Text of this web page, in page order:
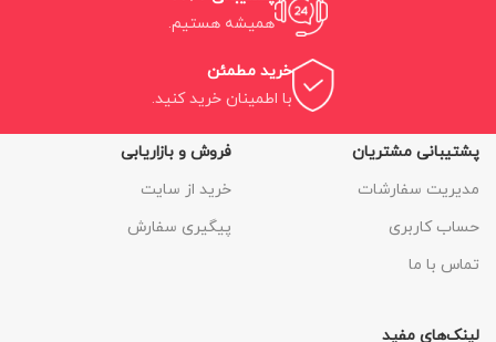
همیشه هستیم.
خرید مطمئن
با اطمینان خرید کنید.
پشتیبانی مشتریان
مدیریت سفارشات
حساب کاربری
تماس با ما
فروش و بازاریابی
خرید از سایت
پیگیری سفارش
لینک‌های مفید